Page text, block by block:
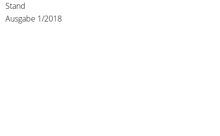
Stand
Ausgabe 1/2018